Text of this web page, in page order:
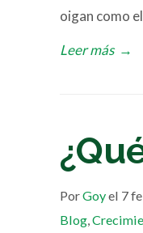
oigan como el
Leer más →
PorGoyel 7
Blog,